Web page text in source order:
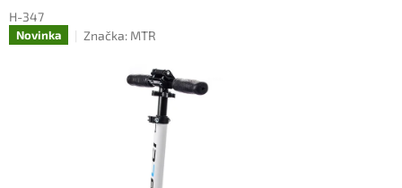
H-347
Novinka Značka: MTR